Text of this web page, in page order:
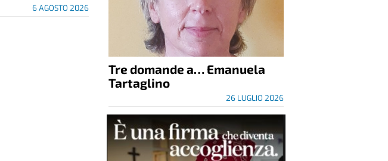
6 AGOSTO 2026
Tre domande a… Emanuela
Tartaglino
26 LUGLIO 2026